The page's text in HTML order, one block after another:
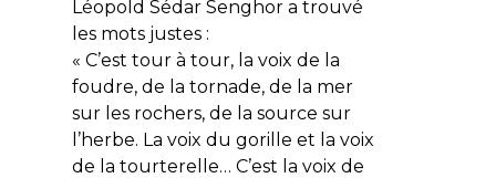
Léopold Sédar Senghor a trouvé
les mots justes :
« C’est tour à tour, la voix de la
foudre, de la tornade, de la mer
sur les rochers, de la source sur
l’herbe. La voix du gorille et la voix
de la tourterelle… C’est la voix de